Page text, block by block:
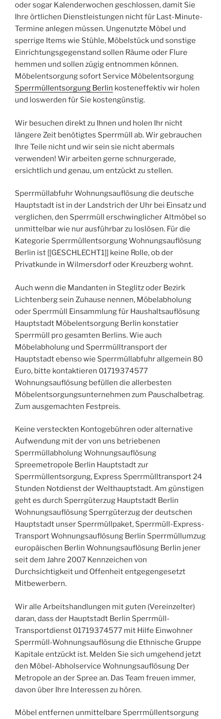
oder sogar Kalenderwochen geschlossen, damit Sie
Ihre örtlichen Dienstleistungen nicht für Last-Minute-
Termine anlegen müssen. Ungenutzte Möbel und
sperrige Items wie Stühle, Möbelstück und sonstige
Einrichtungsgegenstand sollen Räume oder Flure
hemmen und sollen zügig entnommen können.
Möbelentsorgung sofort Service Möbelentsorgung
Sperrmüllentsorgung Berlin kosteneffektiv wir holen
und loswerden für Sie kostengünstig.
Wir besuchen direkt zu Ihnen und holen Ihr nicht
längere Zeit benötigtes Sperrmüll ab. Wir gebrauchen
Ihre Teile nicht und wir sein sie nicht abermals
verwenden! Wir arbeiten gerne schnurgerade,
ersichtlich und genau, um entzückt zu stellen.
Sperrmüllabfuhr Wohnungsauflösung die deutsche
Hauptstadt ist in der Landstrich der Uhr bei Einsatz und
verglichen, den Sperrmüll erschwinglicher Altmöbel so
unmittelbar wie nur ausführbar zu loslösen. Für die
Kategorie Sperrmüllentsorgung Wohnungsauflösung
Berlin ist [[GESCHLECHT1]] keine Rolle, ob der
Privatkunde in Wilmersdorf oder Kreuzberg wohnt.
Auch wenn die Mandanten in Steglitz oder Bezirk
Lichtenberg sein Zuhause nennen, Möbelabholung
oder Sperrmüll Einsammlung für Haushaltsauflösung
Hauptstadt Möbelentsorgung Berlin konstatier
Sperrmüll pro gesamten Berlins. Wie auch
Möbelabholung und Sperrmülltransport der
Hauptstadt ebenso wie Sperrmüllabfuhr allgemein 80
Euro, bitte kontaktieren 01719374577
Wohnungsauflösung befüllen die allerbesten
Möbelentsorgungsunternehmen zum Pauschalbetrag.
Zum ausgemachten Festpreis.
Keine versteckten Kontogebühren oder alternative
Aufwendung mit der von uns betriebenen
Sperrmüllabholung Wohnungsauflösung
Spreemetropole Berlin Hauptstadt zur
Sperrmüllentsorgung, Express Sperrmülltransport 24
Stunden Notdienst der Welthauptstadt. Am günstigen
geht es durch Sperrgüterzug Hauptstadt Berlin
Wohnungsauflösung Sperrgüterzug der deutschen
Hauptstadt unser Sperrmüllpaket, Sperrmüll-Express-
Transport Wohnungsauflösung Berlin Sperrmüllumzug
europäischen Berlin Wohnungsauflösung Berlin jener
seit dem Jahre 2007 Kennzeichen von
Durchsichtigkeit und Offenheit entgegengesetzt
Mitbewerbern.
Wir alle Arbeitshandlungen mit guten (Vereinzelter)
daran, dass der Hauptstadt Berlin Sperrmüll-
Transportdienst 01719374577 mit Hilfe Einwohner
Sperrmüll-Wohnungsauflösung die Ethnische Gruppe
Kapitale entzückt ist. Melden Sie sich umgehend jetzt
den Möbel-Abholservice Wohnungsauflösung Der
Metropole an der Spree an. Das Team freuen immer,
davon über Ihre Interessen zu hören.
Möbel entfernen unmittelbare Sperrmüllentsorgung